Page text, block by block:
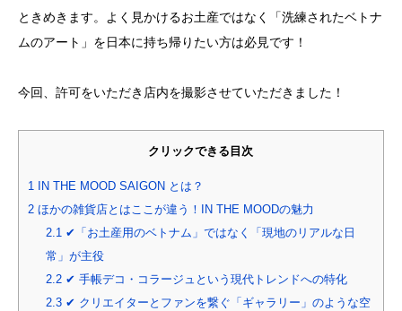
ときめきます。よく見かけるお土産ではなく「洗練されたベトナ
ムのアート」を日本に持ち帰りたい方は必見です！
今回、許可をいただき店内を撮影させていただきました！
クリックできる目次
1 IN THE MOOD SAIGON とは？
2 ほかの雑貨店とはここが違う！IN THE MOODの魅力
2.1✔︎「お土産用のベトナム」ではなく「現地のリアルな日
常」が主役
2.2✔︎ 手帳デコ・コラージュという現代トレンドへの特化
2.3✔︎ クリエイターとファンを繋ぐ「ギャラリー」のような空